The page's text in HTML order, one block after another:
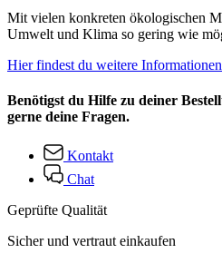
Mit vielen konkreten ökologischen
Umwelt und Klima so gering wie
Hier findest du weitere
Benötigst du Hilfe zu deiner
gerne deine Fragen.
Kontakt
Chat
Geprüfte Qualität
Sicher und vertraut einkaufen